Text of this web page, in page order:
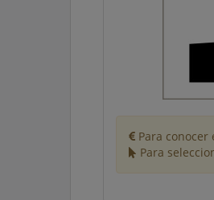
Para
Para